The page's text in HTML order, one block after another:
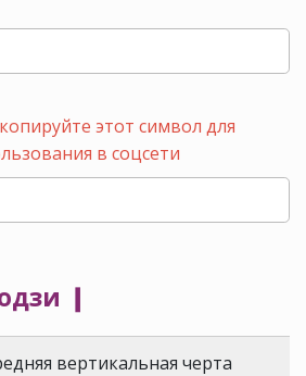
этот символ для
в соцсети
❙
вертикальная черта